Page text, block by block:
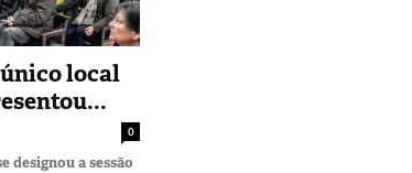
local
0
designou a sessão